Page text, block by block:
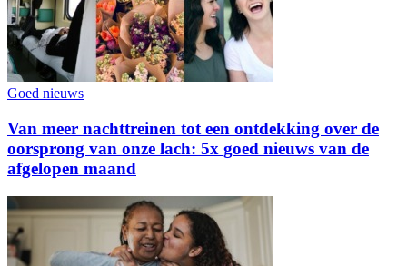
Goed nieuws
Van meer nachttreinen tot een ontdekking over de
oorsprong van onze lach: 5x goed nieuws van de
afgelopen maand